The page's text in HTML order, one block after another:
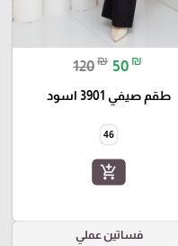
120₪ 50 ₪
طقم صيفي 3901 اسود
46
add_shopping_cart
فساتين عملي